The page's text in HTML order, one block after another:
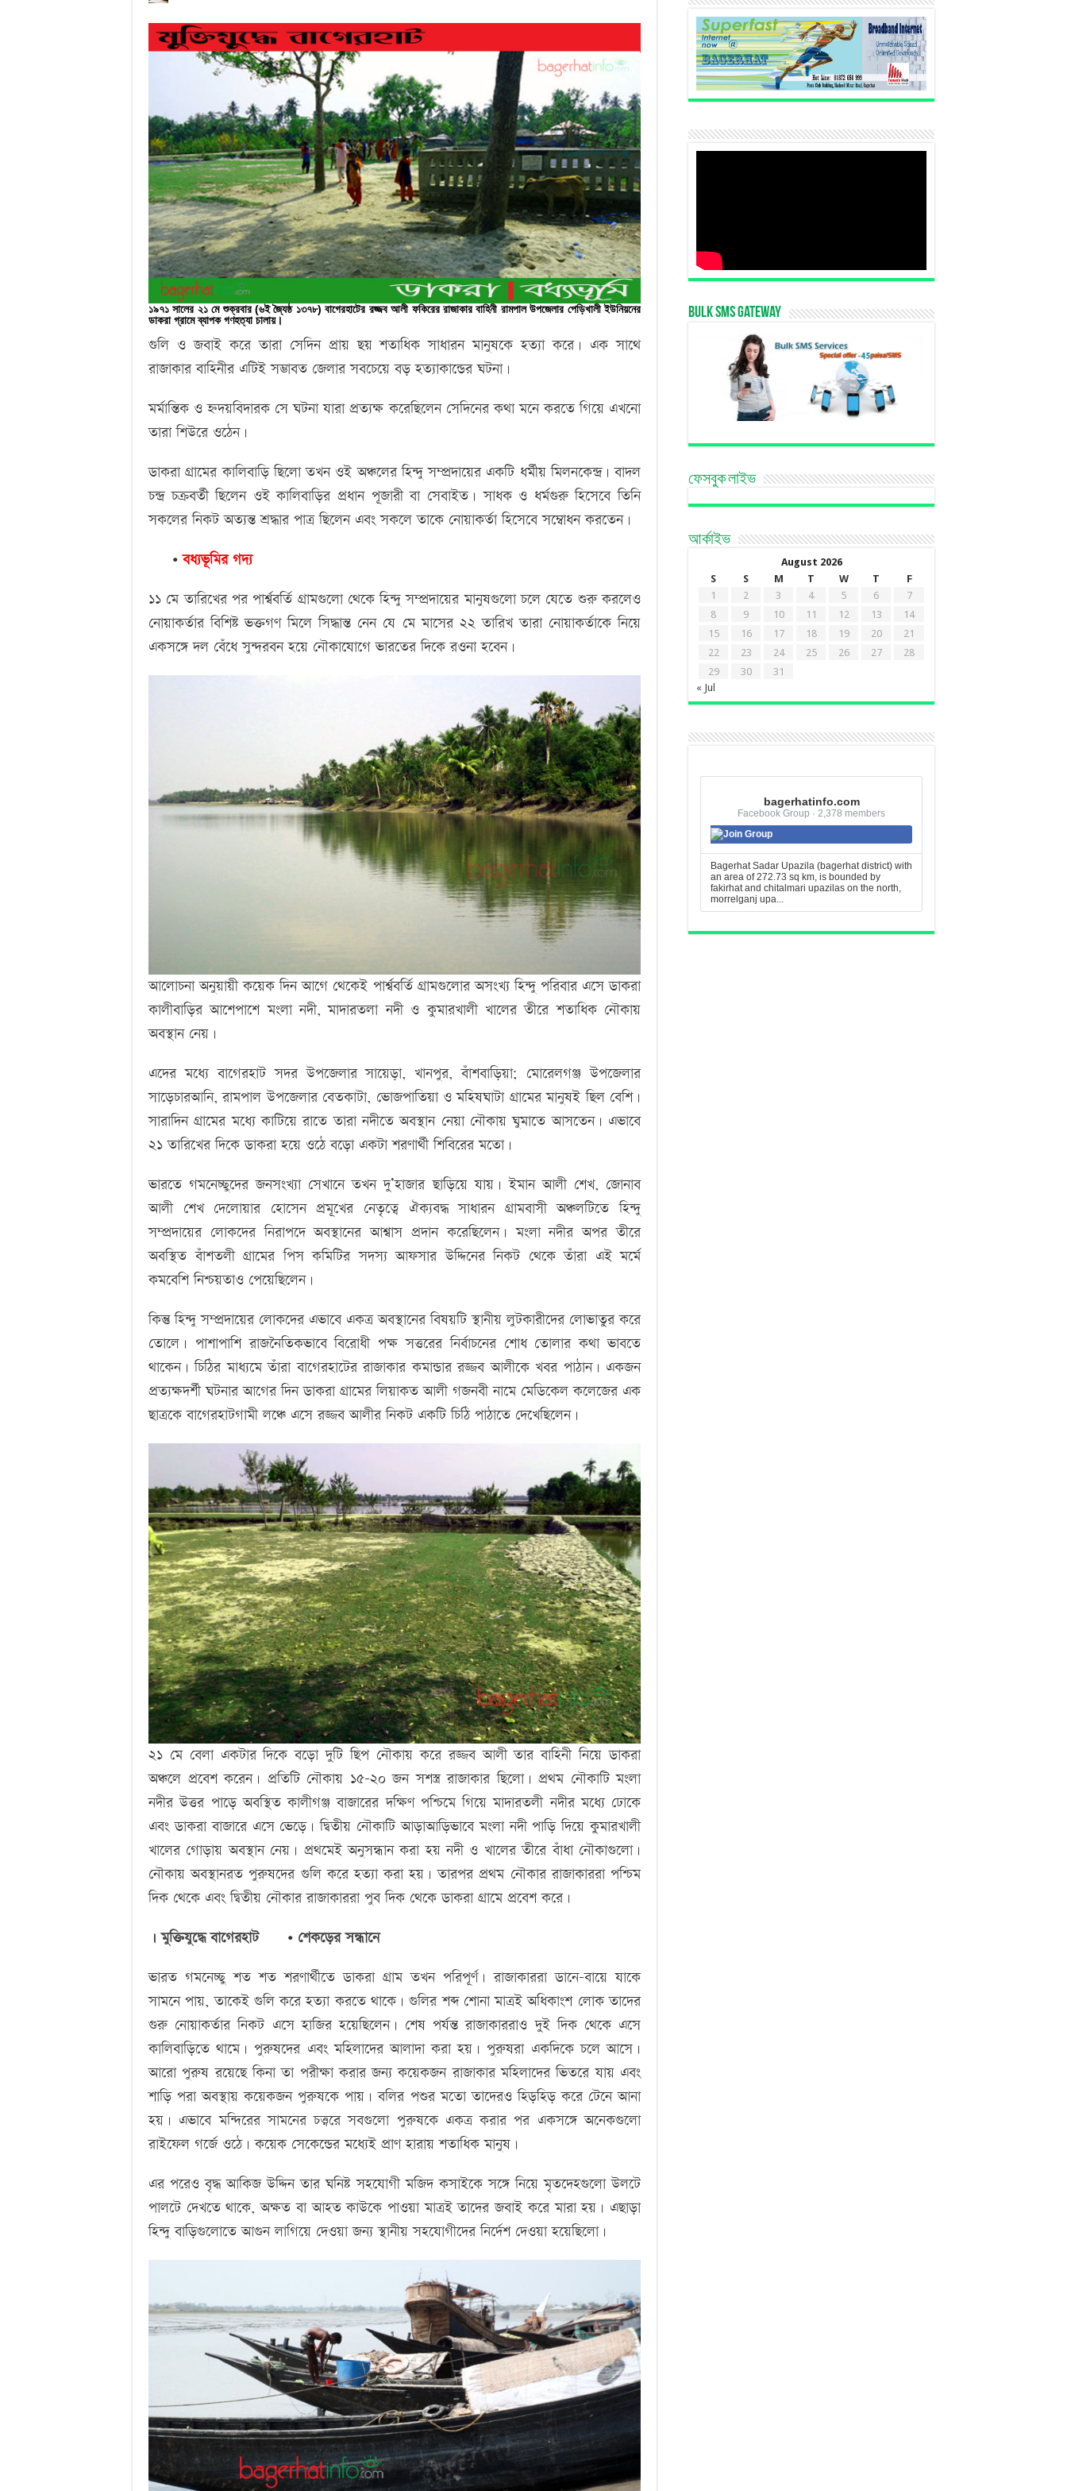
১৯৭১ সালের ২১ মে শুক্রবার (৬ই জ্যৈষ্ঠ ১৩৭৮) বাগেরহাটের রজ্জব আলী ফকিরের রাজাকার বাহিনী রামপাল উপজেলার পেড়িখালী ইউনিয়নের
ডাকরা গ্রামে ব্যাপক গণহত্যা চালায়।
গুলি ও জবাই করে তারা সেদিন প্রায় ছয় শতাধিক সাধারন মানুষকে হত্যা করে। এক সাথে
রাজাকার বাহিনীর এটিই সম্ভাবত জেলার সবচেয়ে বড় হত্যাকান্ডের ঘটনা।
মর্মান্তিক ও হ্নদয়বিদারক সে ঘটনা যারা প্রত্যক্ষ করেছিলেন সেদিনের কথা মনে করতে গিয়ে এখনো
তারা শিউরে ওঠেন।
ডাকরা গ্রামের কালিবাড়ি ছিলো তখন ওই অঞ্চলের হিন্দু সম্প্রদায়ের একটি ধর্মীয় মিলনকেন্দ্র। বাদল
চন্দ্র চক্রবর্তী ছিলেন ওই কালিবাড়ির প্রধান পূজারী বা সেবাইত। সাধক ও ধর্মগুরু হিসেবে তিনি
সকলের নিকট অত্যন্ত শ্রদ্ধার পাত্র ছিলেন এবং সকলে তাকে নোয়াকর্তা হিসেবে সম্বোধন করতেন।
•বধ্যভূমির গদ্য
১১ মে তারিখের পর পার্শ্ববর্তি গ্রামগুলো থেকে হিন্দু সম্প্রদায়ের মানুষগুলো চলে যেতে শুরু করলেও
নোয়াকর্তার বিশিষ্ট ভক্তগণ মিলে সিদ্ধান্ত নেন যে মে মাসের ২২ তারিখ তারা নোয়াকর্তাকে নিয়ে
একসঙ্গে দল বেঁধে সুন্দরবন হয়ে নৌকাযোগে ভারতের দিকে রওনা হবেন।
আলোচনা অনুয়ায়ী কয়েক দিন আগে থেকেই পার্শ্ববর্তি গ্রামগুলোর অসংখ্য হিন্দু পরিবার এসে ডাকরা
কালীবাড়ির আশেপাশে মংলা নদী, মাদারতলা নদী ও কুমারখালী খালের তীরে শতাধিক নৌকায়
অবস্থান নেয়।
এদের মধ্যে বাগেরহাট সদর উপজেলার সায়েড়া, খানপুর, বাঁশবাড়িয়া; মোরেলগঞ্জ উপজেলার
সাড়েচারআনি, রামপাল উপজেলার বেতকাটা, ভোজপাতিয়া ও মহিষঘাটা গ্রামের মানুষই ছিল বেশি।
সারাদিন গ্রামের মধ্যে কাটিয়ে রাতে তারা নদীতে অবস্থান নেয়া নৌকায় ঘুমাতে আসতেন। এভাবে
২১ তারিখের দিকে ডাকরা হয়ে ওঠে বড়ো একটা শরণার্থী শিবিরের মতো।
ভারতে গমনেচ্ছুদের জনসংখ্যা সেখানে তখন দু’হাজার ছাড়িয়ে যায়। ইমান আলী শেখ, জোনাব
আলী শেখ দেলোয়ার হোসেন প্রমূখের নেতৃত্বে ঐক্যবদ্ধ সাধারন গ্রামবাসী অঞ্চলটিতে হিন্দু
সম্প্রদায়ের লোকদের নিরাপদে অবস্থানের আশ্বাস প্রদান করেছিলেন। মংলা নদীর অপর তীরে
অবস্থিত বাঁশতলী গ্রামের পিস কমিটির সদস্য আফসার উদ্দিনের নিকট থেকে তাঁরা এই মর্মে
কমবেশি নিশ্চয়তাও পেয়েছিলেন।
কিন্তু হিন্দু সম্প্রদায়ের লোকদের এভাবে একত্র অবস্থানের বিষয়টি স্থানীয় লুটকারীদের লোভাতুর করে
তোলে। পাশাপাশি রাজনৈতিকভাবে বিরোধী পক্ষ সত্তরের নির্বাচনের শোধ তোলার কথা ভাবতে
থাকেন। চিঠির মাধ্যমে তাঁরা বাগেরহাটের রাজাকার কমান্ডার রজ্জব আলীকে খবর পাঠান। একজন
প্রত্যক্ষদর্শী ঘটনার আগের দিন ডাকরা গ্রামের লিয়াকত আলী গজনবী নামে মেডিকেল কলেজের এক
ছাত্রকে বাগেরহাটগামী লঞ্চে এসে রজ্জব আলীর নিকট একটি চিঠি পাঠাতে দেখেছিলেন।
২১ মে বেলা একটার দিকে বড়ো দুটি ছিপ নৌকায় করে রজ্জব আলী তার বাহিনী নিয়ে ডাকরা
অঞ্চলে প্রবেশ করেন। প্রতিটি নৌকায় ১৫-২০ জন সশস্ত্র রাজাকার ছিলো। প্রথম নৌকাটি মংলা
নদীর উত্তর পাড়ে অবস্থিত কালীগঞ্জ বাজারের দক্ষিণ পশ্চিমে গিয়ে মাদারতলী নদীর মধ্যে ঢোকে
এবং ডাকরা বাজারে এসে ভেড়ে। দ্বিতীয় নৌকাটি আড়াআড়িভাবে মংলা নদী পাড়ি দিয়ে কুমারখালী
খালের গোড়ায় অবস্থান নেয়। প্রথমেই অনুসন্ধান করা হয় নদী ও খালের তীরে বাঁধা নৌকাগুলো।
নৌকায় অবস্থানরত পুরুষদের গুলি করে হত্যা করা হয়। তারপর প্রথম নৌকার রাজাকাররা পশ্চিম
দিক থেকে এবং দ্বিতীয় নৌকার রাজাকাররা পুব দিক থেকে ডাকরা গ্রামে প্রবেশ করে।
।মুক্তিযুদ্ধে বাগেরহাট• শেকড়ের সন্ধানে
ভারত গমনেচ্ছু শত শত শরণার্থীতে ডাকরা গ্রাম তখন পরিপূর্ণ। রাজাকাররা ডানে-বায়ে যাকে
সামনে পায়, তাকেই গুলি করে হত্যা করতে থাকে। গুলির শব্দ শোনা মাত্রই অধিকাংশ লোক তাদের
গুরু নোয়াকর্তার নিকট এসে হাজির হয়েছিলেন। শেষ পর্যন্ত রাজাকাররাও দুই দিক থেকে এসে
কালিবাড়িতে থামে। পুরুষদের এবং মহিলাদের আলাদা করা হয়। পুরুষরা একদিকে চলে আসে।
আরো পুরুষ রয়েছে কিনা তা পরীক্ষা করার জন্য কয়েকজন রাজাকার মহিলাদের ভিতরে যায় এবং
শাড়ি পরা অবস্থায় কয়েকজন পুরুষকে পায়। বলির পশুর মতো তাদেরও হিড়হিড় করে টেনে আনা
হয়। এভাবে মন্দিরের সামনের চত্ত্বরে সবগুলো পুরুষকে একত্র করার পর একসঙ্গে অনেকগুলো
রাইফেল গর্জে ওঠে। কয়েক সেকেন্ডের মধ্যেই প্রাণ হারায় শতাধিক মানুষ।
এর পরেও বৃদ্ধ আকিজ উদ্দিন তার ঘনিষ্ট সহযোগী মজিদ কসাইকে সঙ্গে নিয়ে মৃতদেহগুলো উলটে
পালটে দেখতে থাকে, অক্ষত বা আহত কাউকে পাওয়া মাত্রই তাদের জবাই করে মারা হয়। এছাড়া
হিন্দু বাড়িগুলোতে আগুন লাগিয়ে দেওয়া জন্য স্থানীয় সহযোগীদের নির্দেশ দেওয়া হয়েছিলো।
Bulk SMS Gateway
ফেসবুক লাইভ
আর্কাইভ
August 2026
S
S M T W T
F
1
2 3 4 5 6
7
8
9 10 11 12 13
14
15
16 17 18 19 20
21
22
23 24 25 26 27
28
29
30
31
« Jul
bagerhatinfo.com
Facebook Group · 2,378 members
Join Group
Bagerhat Sadar Upazila (bagerhat district) with
an area of 272.73 sq km, is bounded by
fakirhat and chitalmari upazilas on the north,
morrelganj upa...